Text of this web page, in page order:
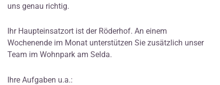
uns genau richtig.
Ihr Haupteinsatzort ist der Röderhof. An einem
Wochenende im Monat unterstützen Sie zusätzlich unser
Team im Wohnpark am Selda.
Ihre Aufgaben u.a.: